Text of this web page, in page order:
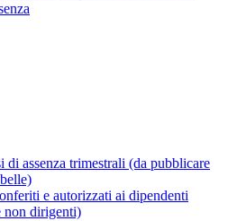
di assenza trimestrali (da pubblicare
e autorizzati ai dipendenti
non dirigenti)